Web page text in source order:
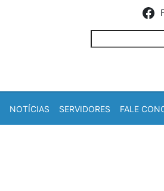
NOTÍCIAS SERVIDORES FALE